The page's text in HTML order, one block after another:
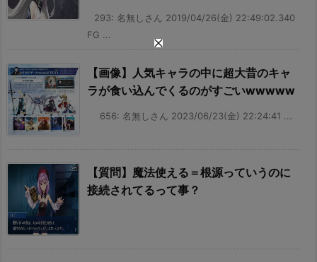
293: 名無しさん 2019/04/26(金) 22:49:02.340
FG ...
【画像】人気キャラの中に超大昔のキャ
ラが食い込んでくるのがすごいwwwww
656: 名無しさん 2023/06/23(金) 22:24:41 ...
【質問】魔法使える＝根源っていうのに
接続されてるって事？